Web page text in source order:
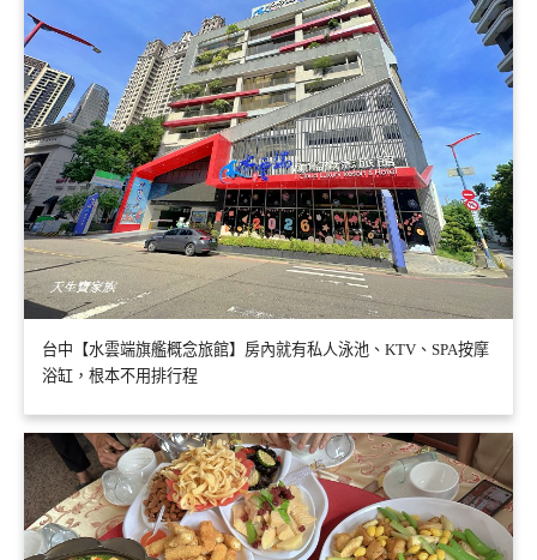
台中【水雲端旗艦概念旅館】房內就有私人泳池、KTV、SPA按摩
浴缸，根本不用排行程